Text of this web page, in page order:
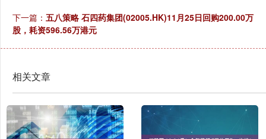
下一篇： 五八策略 石四药集团(02005.HK)11月25日回购200.00万
股，耗资596.56万港元
相关文章